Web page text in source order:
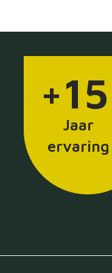
Jaar
ervaring
+15